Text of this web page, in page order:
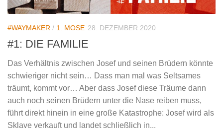
#WAYMAKER / 1. MOSE 28. DEZEMBER 2020
#1: DIE FAMILIE
Das Verhältnis zwischen Josef und seinen Brüdern könnte
schwieriger nicht sein… Dass man mal was Seltsames
träumt, kommt vor… Aber dass Josef diese Träume dann
auch noch seinen Brüdern unter die Nase reiben muss,
führt direkt hinein in eine große Katastrophe: Josef wird als
Sklave verkauft und landet schließlich in...